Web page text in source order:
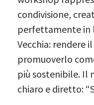
condivisione,
perfettamente in
Vecchia: rendere
promuoverlo
più sostenibile. Il
chiaro e diretto: